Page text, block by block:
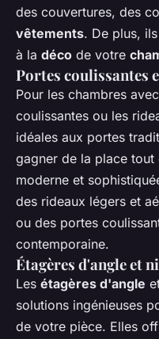
des couvertures, des
vêtements. De plus,
à la déco de votre
Portes coulissantes
Pour les chambres
coulissantes ou les
idéales aux portes
gagner de la place tout
moderne et
des rideaux légers et
ou des portes
contemporaine.
Étagères d'angle et
Les étagères d'angle
solutions ingénieuses
de votre pièce. Elles